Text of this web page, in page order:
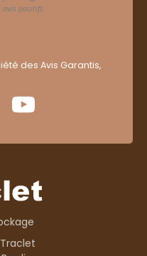
des Avis Garantis,